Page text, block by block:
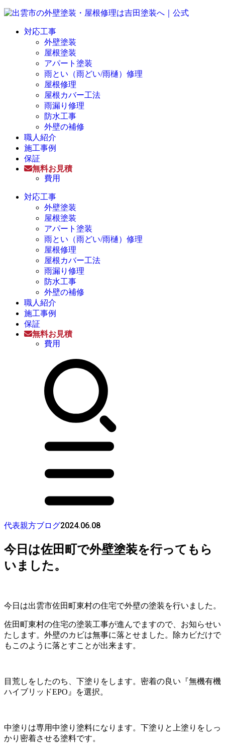
対応工事
外壁塗装
屋根塗装
アパート塗装
雨とい（雨どい/雨樋）修理
屋根修理
屋根カバー工法
雨漏り修理
防水工事
外壁の補修
職人紹介
施工事例
保証
無料お見積
費用
対応工事
外壁塗装
屋根塗装
アパート塗装
雨とい（雨どい/雨樋）修理
屋根修理
屋根カバー工法
雨漏り修理
防水工事
外壁の補修
職人紹介
施工事例
保証
無料お見積
費用
代表親方ブログ2024.06.08
今日は佐田町で外壁塗装を行ってもら
いました。
今日は出雲市佐田町東村の住宅で外壁の塗装を行いました。
佐田町東村の住宅の塗装工事が進んでますので、お知らせい
たします。外壁のカビは無事に落とせました。除カビだけで
もこのように落とすことが出来ます。
目荒しをしたのち、下塗りをします。密着の良い『無機有機
ハイブリッドEPO』を選択。
中塗りは専用中塗り塗料になります。下塗りと上塗りをしっ
かり密着させる塗料です。